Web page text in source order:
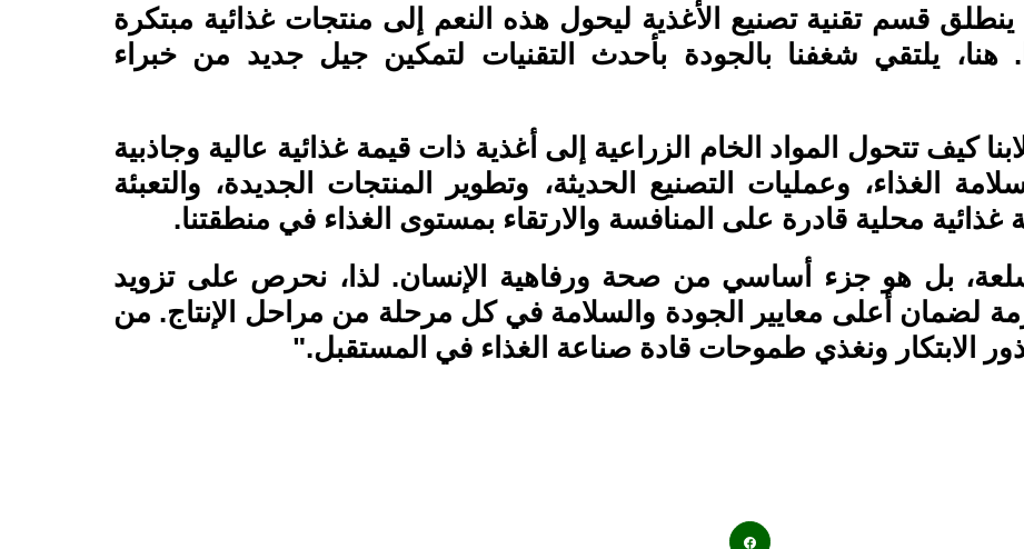
قسم تقنية تصنيع الأغذية ليحول هذه النعم إلى منتجات غذائية مبتكرة
هنا، يلتقي شغفنا بالجودة بأحدث التقنيات لتمكين جيل جديد من خبراء
كيف تتحول المواد الخام الزراعية إلى أغذية ذات قيمة غذائية عالية وجاذبية
الغذاء، وعمليات التصنيع الحديثة، وتطوير المنتجات الجديدة، والتعبئة
غذائية محلية قادرة على المنافسة والارتقاء بمستوى الغذاء في منطقتنا.
بل هو جزء أساسي من صحة ورفاهية الإنسان. لذا، نحرص على تزويد
لضمان أعلى معايير الجودة والسلامة في كل مرحلة من مراحل الإنتاج. من
الابتكار ونغذي طموحات قادة صناعة الغذاء في المستقبل."